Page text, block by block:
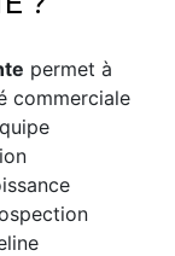
permet à
commerciale